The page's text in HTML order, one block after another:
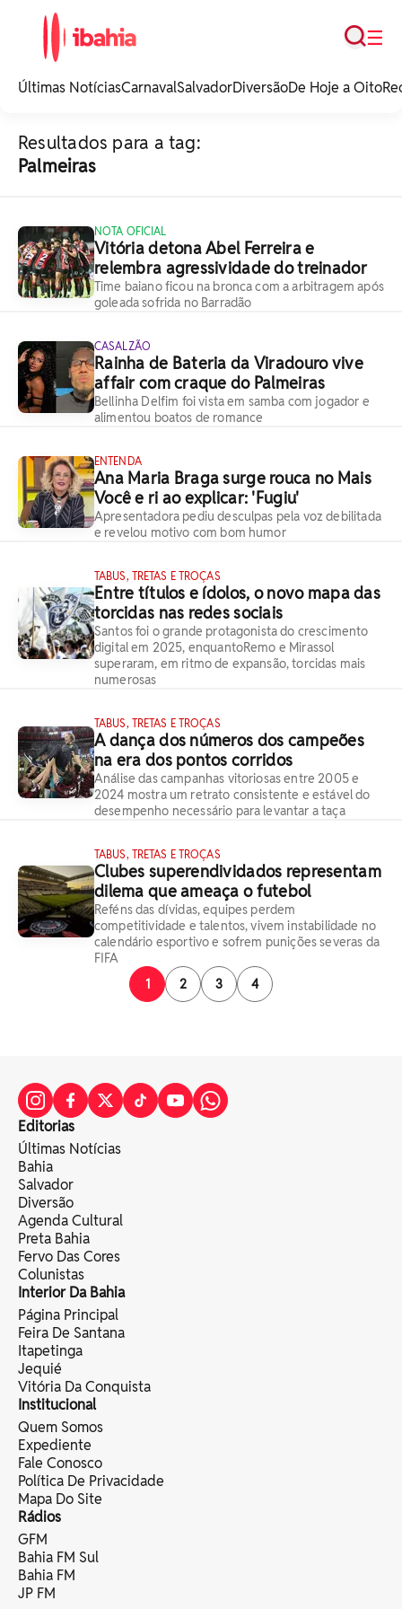
noticias e
☰
Busca
Últimas NotíciasCarnavalSalvadorDiversãoDe Hoje a Oito
Resultados para a tag:
Palmeiras
NOTA OFICIAL
Vitória detona Abel Ferreira e
relembra agressividade do treinador
Time baiano ficou na bronca com a arbitragem após
goleada sofrida no Barradão
CASALZÃO
Rainha de Bateria da Viradouro vive
affair com craque do Palmeiras
Bellinha Delfim foi vista em samba com jogador e
alimentou boatos de romance
ENTENDA
Ana Maria Braga surge rouca no Mais
Você e ri ao explicar: 'Fugiu'
Apresentadora pediu desculpas pela voz debilitada
e revelou motivo com bom humor
TABUS, TRETAS E TROÇAS
Entre títulos e ídolos, o novo mapa das
torcidas nas redes sociais
Santos foi o grande protagonista do crescimento
digital em 2025, enquantoRemo e Mirassol
superaram, em ritmo de expansão, torcidas mais
numerosas
TABUS, TRETAS E TROÇAS
A dança dos números dos campeões
na era dos pontos corridos
Análise das campanhas vitoriosas entre 2005 e
2024 mostra um retrato consistente e estável do
desempenho necessário para levantar a taça
TABUS, TRETAS E TROÇAS
Clubes superendividados representam
dilema que ameaça o futebol
Reféns das dívidas, equipes perdem
competitividade e talentos, vivem instabilidade no
calendário esportivo e sofrem punições severas da
FIFA
1
2 3 4
Editorias
Últimas Notícias
Bahia
Salvador
Diversão
Agenda Cultural
Preta Bahia
Fervo Das Cores
Colunistas
Interior Da Bahia
Página Principal
Feira De Santana
Itapetinga
Jequié
Vitória Da Conquista
Institucional
Quem Somos
Expediente
Fale Conosco
Política De Privacidade
Mapa Do Site
Rádios
GFM
Bahia FM Sul
Bahia FM
JP FM